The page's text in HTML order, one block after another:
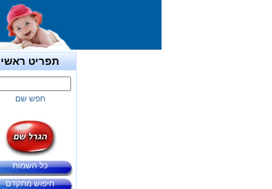
תפריט ראשי
חפש שם
כל השמות
חיפוש מתקדם